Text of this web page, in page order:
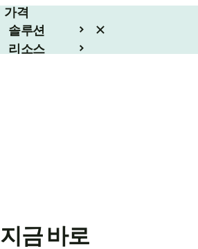
가격
솔루션
리소스
지금 바로